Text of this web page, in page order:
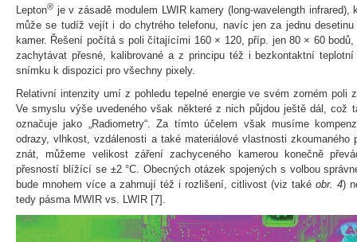
Lepton® je v zásadě modulem LWIR kamery (long-wavelength
může se tudíž vejít i do chytrého telefonu, navíc jen za jednu
kamer. Řešení počítá s poli čítajícími 160 × 120, příp. jen 80 × 60
zachytávat přesné, kalibrované a z principu též i bezkontaktní
snímku k dispozici pro všechny pixely.
Relativní intenzity umí z pohledu tepelné energie ve svém zorném poli
Ve smyslu výše uvedeného však některé z nich půjdou ještě dál, což
označuje jako „Radiometry“. Za tímto účelem však musíme
odrazy, vlhkost, vzdálenosti a také materiálové vlastnosti zkoumaného
znát, můžeme velikost záření zachyceného kamerou konečně
přesností blížící se ±2 °C. Obecných otázek spojených s volbou
bude mnohem více a zahrnují též i rozlišení, citlivost (viz také obr. 4)
tedy pásma MWIR vs. LWIR [7].